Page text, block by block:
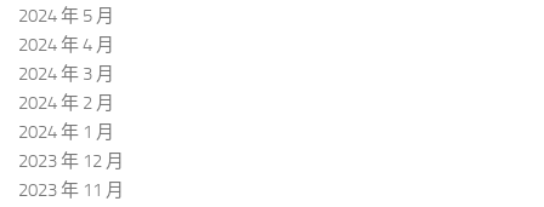
2024 年 5 月
2024 年 4 月
2024 年 3 月
2024 年 2 月
2024 年 1 月
2023 年 12 月
2023 年 11 月